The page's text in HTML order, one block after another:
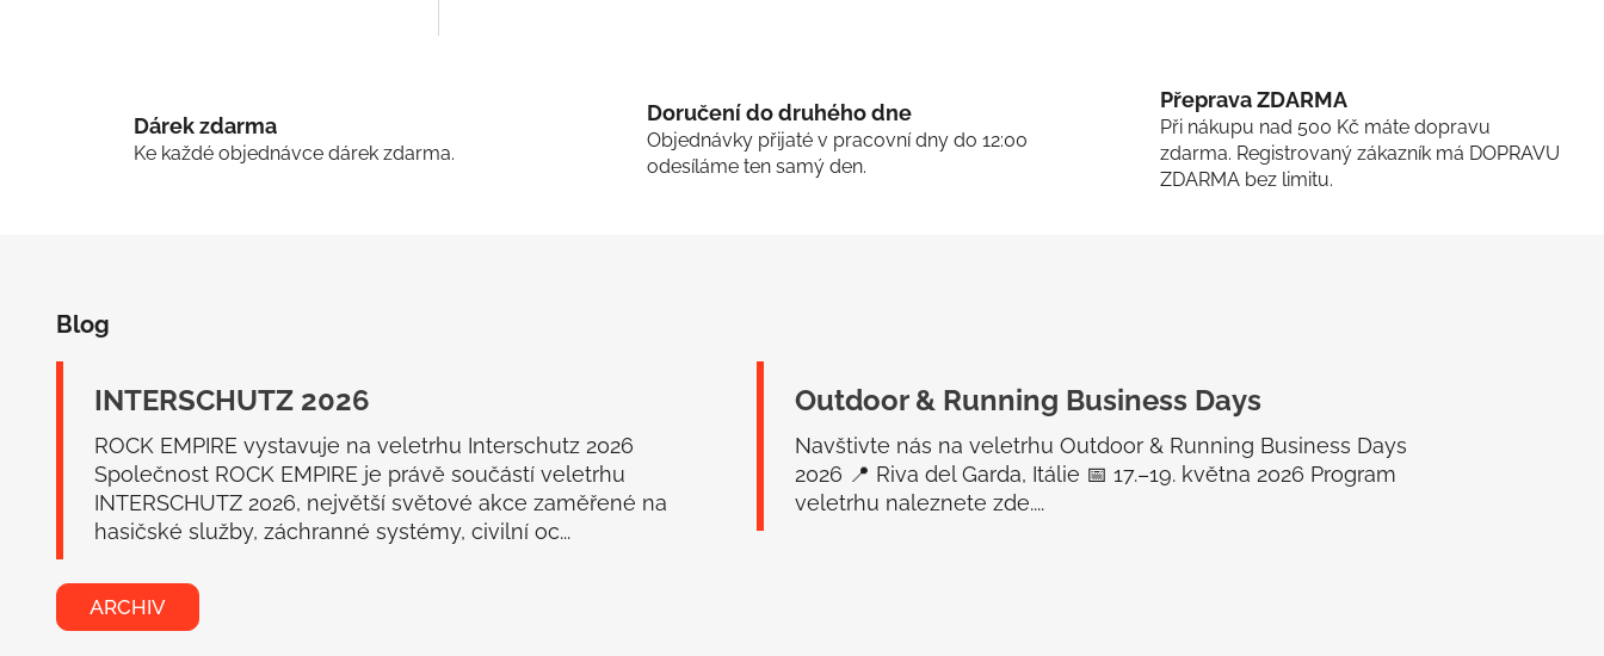
Dárek zdarma
Ke každé objednávce dárek zdarma.
Doručení do druhého dne
Objednávky přijaté v pracovní dny do 12:00
odesíláme ten samý den.
Přeprava ZDARMA
Při nákupu nad 500 Kč máte dopravu
zdarma. Registrovaný zákazník má DOPRAVU
ZDARMA bez limitu.
Blog
INTERSCHUTZ 2026
ROCK EMPIRE vystavuje na veletrhu Interschutz 2026
Společnost ROCK EMPIRE je právě součástí veletrhu
INTERSCHUTZ 2026, největší světové akce zaměřené na
hasičské služby, záchranné systémy, civilní oc...
Outdoor & Running Business Days
Navštivte nás na veletrhu Outdoor & Running Business Days
2026 📍 Riva del Garda, Itálie 📅 17.–19. května 2026 Program
veletrhu naleznete zde....
ARCHIV